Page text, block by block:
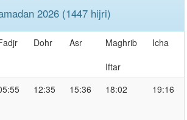
2026 (1447 hijri)
Dohr Asr
Maghrib
Iftar
Icha
12:35 15:36 18:02 19:16